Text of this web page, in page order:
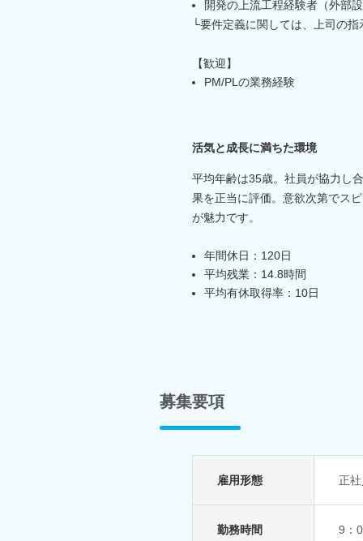
開発の上流工程経験者（外部
└要件定義に関しては、上司の
【歓迎】
PM/PLの業務経験
活気と成長に満ちた環境
平均年齢は35歳。社員が協力し
果を正当に評価。意欲次第でス
が魅力です。
年間休日：120日
平均残業：14.8時間
平均有休取得率：10日
募集要項
雇用形態 正
勤務時間
9：